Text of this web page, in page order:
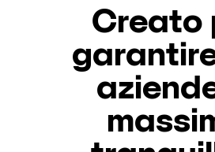
Creato